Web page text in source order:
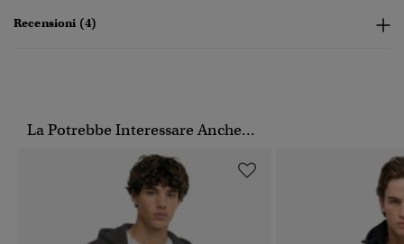
Recensioni (4)
La Potrebbe Interessare Anche...